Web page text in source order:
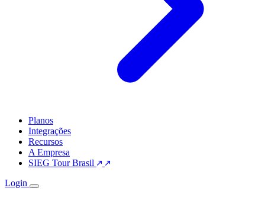
Planos
Integrações
Recursos
A Empresa
SIEG Tour Brasil
Login